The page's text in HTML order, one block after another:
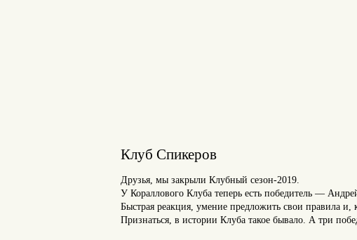
Клуб Спикеров
Друзья, мы закрыли Клубный сезон-2019.
У Кораллового Клуба теперь есть победитель —
Быстрая реакция, умение предложить свои правила
Признаться, в истории Клуба такое бывало. А три